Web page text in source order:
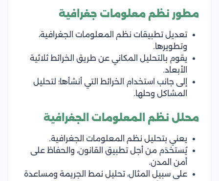
مطور نظم معلومات جغرافية
تعديل تطبيقات نظم المعلومات الجغرافية،
وتطويرها.
يقوم بالتحليل المكاني عن طريق الخرائط ثلاثية
الأبعاد.
إلى جانب استخدام الخرائط التي أنشأها؛ لتحليل
المشاكل وحلها.
محلل نظم المعلومات الجغرافية
يعني بتحليل نظم المعلومات الجغرافية.
يُستخدَم من أجل تطبيق القانون، والحفاظ على
أمن المدن.
على سبيل المثال، تحليل نمط الجريمة ومساعدة